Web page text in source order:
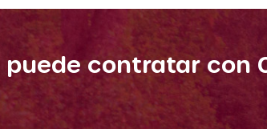
puede contratar con